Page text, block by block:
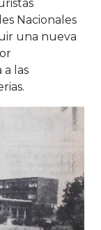
Nacionales
una nueva
a las